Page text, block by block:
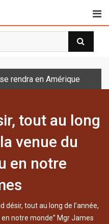
rendra en Amérique latine à
tout au long
venue du
en notre
désir, tout au long de l’année,
en notre monde” Mgr James